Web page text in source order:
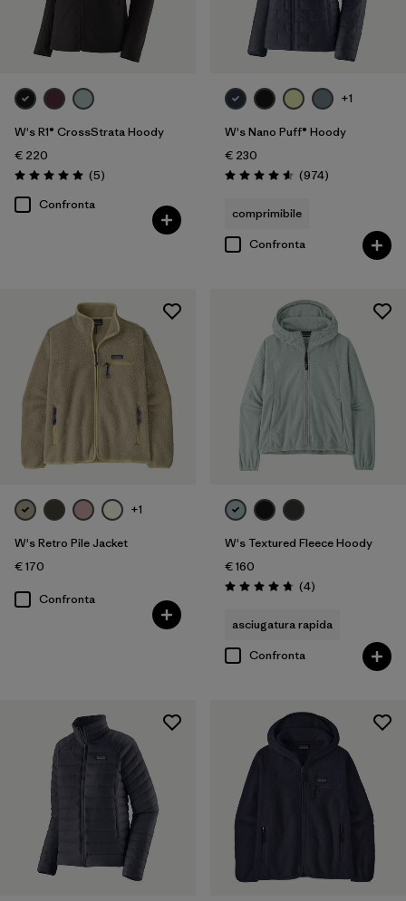
W's R1® CrossStrata Hoody
€ 220
Valutazione: 5.0 / 5
(5Recensioni
)
Confronta
+1
W's Nano Puff® Hoody
€ 230
Valutazione: 4.6 / 5
(974Recensioni
)
comprimibile
Confronta
+1
W's Retro Pile Jacket
€ 170
Confronta
W's Textured Fleece Hoody
€ 160
Valutazione: 4.8 / 5
(4Recensioni
)
asciugatura rapida
Confronta